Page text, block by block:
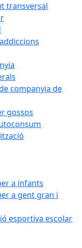
transversal
companyia de
gossos
a infants
a gent gran i
esportiva escolar